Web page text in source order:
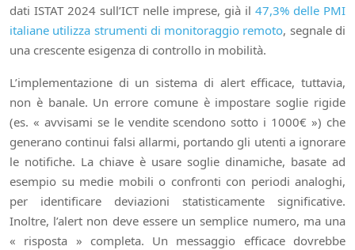
dati ISTAT 2024 sull’ICT nelle imprese, già il 47,3% delle PMI
italiane utilizza strumenti di monitoraggio remoto, segnale di
una crescente esigenza di controllo in mobilità.
L’implementazione di un sistema di alert efficace, tuttavia,
non è banale. Un errore comune è impostare soglie rigide
(es. « avvisami se le vendite scendono sotto i 1000€ ») che
generano continui falsi allarmi, portando gli utenti a ignorare
le notifiche. La chiave è usare soglie dinamiche, basate ad
esempio su medie mobili o confronti con periodi analoghi,
per identificare deviazioni statisticamente significative.
Inoltre, l’alert non deve essere un semplice numero, ma una
« risposta » completa. Un messaggio efficace dovrebbe